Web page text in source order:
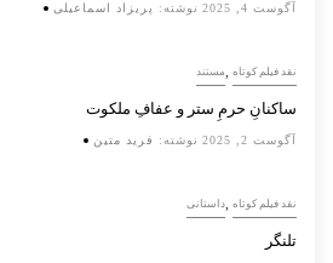
نوشته: پریزاد اسماعیلی آگوست 4, 2025
مستند, نقد فیلم کوتاه
ساکنانِ حرمِ ستر و عفافِ ملکوت
نوشته: فرید متین آگوست 2, 2025
داستانی, نقد فیلم کوتاه
تلنگر